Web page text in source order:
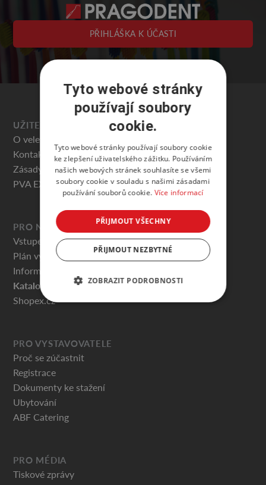
PŘIHLÁŠKA K ÚČASTI
UŽITEČNÉ
O veletrhu
Kontakty
Zásady ochrany osobních údajů
PVA EXPO PRAHA
PRO NÁVŠTĚVNÍKY
Vstupenky
Plán výstaviště
Informace pro návštěvníky
Katalog vystavovatelů
Shopex.cz
PRO VYSTAVOVATELE
Proč se zúčastnit
Registrace
Dokumenty ke stažení
Ubytování
ABF Catering
PRO MÉDIA
Tiskové zprávy
Tyto webové stránky
používají soubory
cookie.
Tyto webové stránky používají soubory cookie
ke zlepšení uživatelského zážitku. Používáním
našich webových stránek souhlasíte se všemi
soubory cookie v souladu s našimi zásadami
používání souborů cookie. Více informací
PŘIJMOUT VŠECHNY
PŘIJMOUT NEZBYTNÉ
ZOBRAZIT PODROBNOSTI